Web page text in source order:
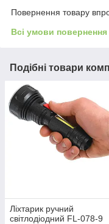
Повернення товару
Всі умови повернення
Подібні товари
Ліхтарик ручний
світлодіодний FL-078-9